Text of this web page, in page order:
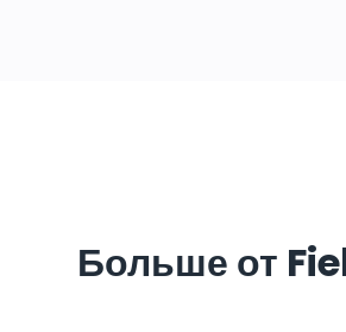
Больше от